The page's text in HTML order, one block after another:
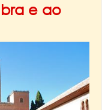
e ao